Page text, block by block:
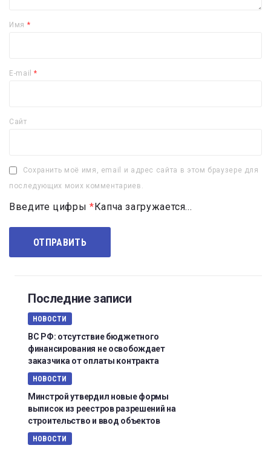
Имя *
E-mail*
Сайт
Сохранить моё имя, email и адрес сайта в этом браузере для
последующих моих комментариев.
Введите цифры * Капча загружается...
Последние записи
НОВОСТИ
ВС РФ: отсутствие бюджетного
финансирования не освобождает
заказчика от оплаты контракта
НОВОСТИ
Минстрой утвердил новые формы
выписок из реестров разрешений на
строительство и ввод объектов
НОВОСТИ